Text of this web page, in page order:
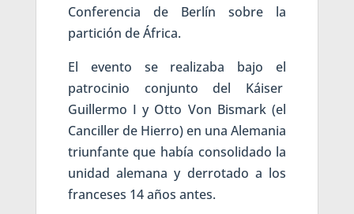
Conferencia de Berlín sobre la
partición de África.
El evento se realizaba bajo el
patrocinio conjunto del Káiser
Guillermo I y Otto Von Bismark (el
Canciller de Hierro) en una Alemania
triunfante que había consolidado la
unidad alemana y derrotado a los
franceses 14 años antes.